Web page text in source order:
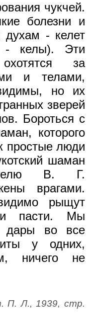
чукчей.
болезни и
духам - келет
- келы). Эти
за
и телами,
но их
зверей
Бороться с
которого
простые люди
шаман
В. Г.
врагами.
рыщут
пасти. Мы
дары во все
у одних,
ничего не
П. Л., 1939, стр.